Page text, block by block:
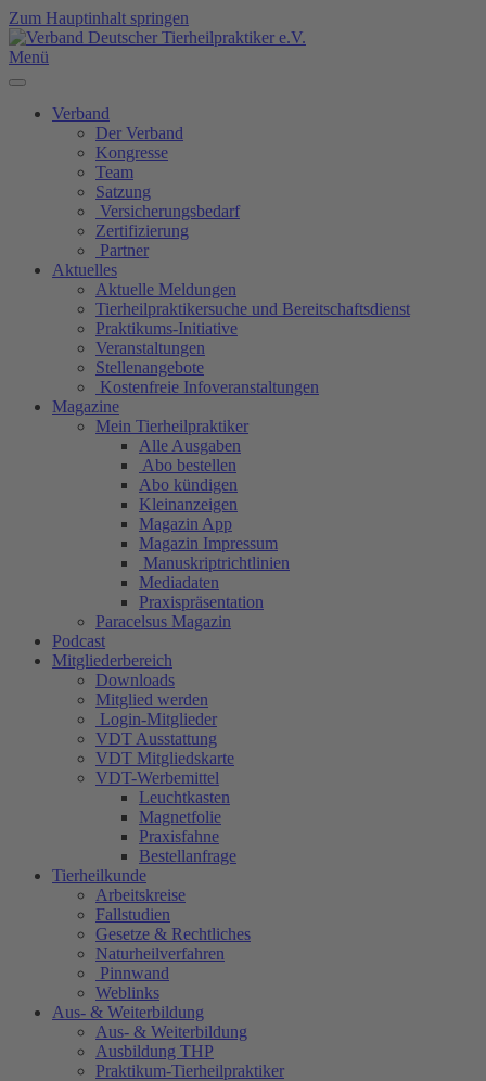
Zum Hauptinhalt springen
Menü
Verband
Der Verband
Kongresse
Team
Satzung
Versicherungsbedarf
Zertifizierung
Partner
Aktuelles
Aktuelle Meldungen
Tierheilpraktikersuche und Bereitschaftsdienst
Praktikums-Initiative
Veranstaltungen
Stellenangebote
Kostenfreie Infoveranstaltungen
Magazine
Mein Tierheilpraktiker
Alle Ausgaben
Abo bestellen
Abo kündigen
Kleinanzeigen
Magazin App
Magazin Impressum
Manuskriptrichtlinien
Mediadaten
Praxispräsentation
Paracelsus Magazin
Podcast
Mitgliederbereich
Downloads
Mitglied werden
Login-Mitglieder
VDT Ausstattung
VDT Mitgliedskarte
VDT-Werbemittel
Leuchtkasten
Magnetfolie
Praxisfahne
Bestellanfrage
Tierheilkunde
Arbeitskreise
Fallstudien
Gesetze & Rechtliches
Naturheilverfahren
Pinnwand
Weblinks
Aus- & Weiterbildung
Aus- & Weiterbildung
Ausbildung THP
Praktikum-Tierheilpraktiker